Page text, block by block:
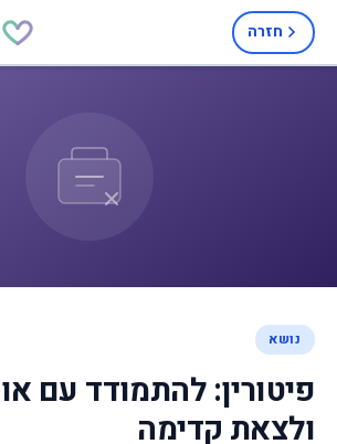
חזרה
נושא
פיטורין: להתמודד עם
ולצאת קדימה